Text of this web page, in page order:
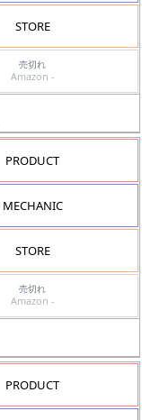
STORE
売切れ
Amazon -
PRODUCT
MECHANIC
STORE
売切れ
Amazon -
PRODUCT